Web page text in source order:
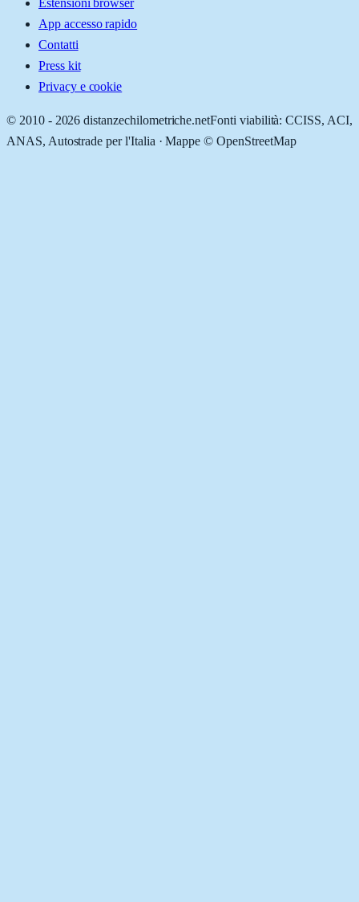
Estensioni browser
App accesso rapido
Contatti
Press kit
Privacy e cookie
© 2010 - 2026 distanzechilometriche.netFonti viabilità: CCISS, ACI,
ANAS, Autostrade per l'Italia · Mappe © OpenStreetMap